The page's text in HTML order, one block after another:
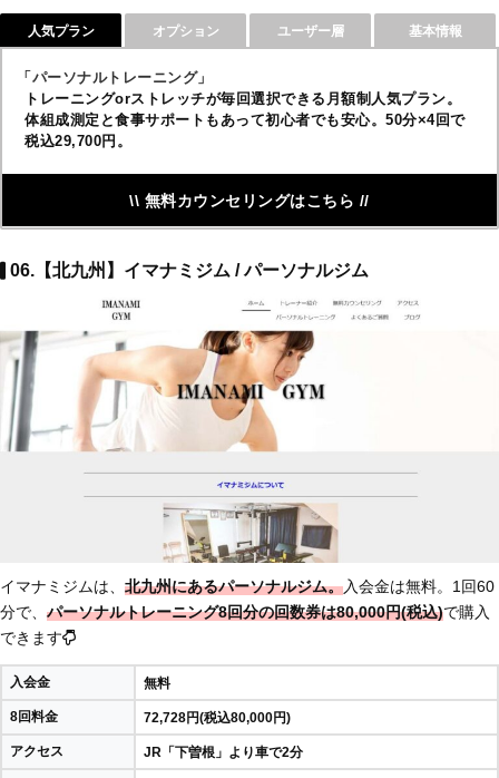
人気プラン オプション ユーザー層 基本情報
「パーソナルトレーニング」
トレーニングorストレッチが毎回選択できる月額制人気プラン。
体組成測定と食事サポートもあって初心者でも安心。50分×4回で
税込29,700円。
\\ 無料カウンセリングはこちら //
06.【北九州】イマナミジム / パーソナルジム
イマナミジムは、 北九州にあるパーソナルジム。入会金は無料。1回60
分で、 パーソナルトレーニング8回分の回数券は80,000円(税込)で購入
できます
入会金 無料
8回料金 72,728円(税込80,000円)
アクセス JR「下曽根」より車で2分